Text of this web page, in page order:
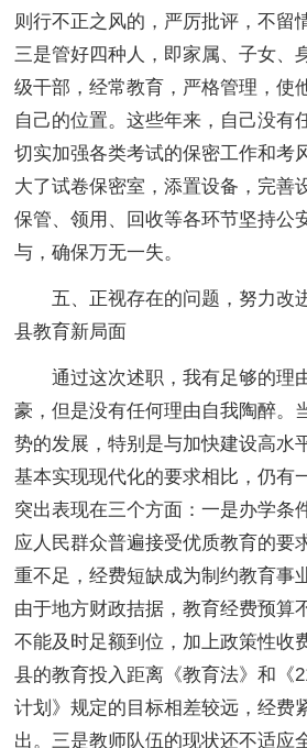
则行不正之风的，严厉批评，不留
三是管好四种人，即家属、子女、
级干部，经常教育，严格管理，使
自己的位置。这些年来，自己没有
切实加强各类考试的保密工作和考
大了试卷保密室，添置设备，完善
保管、领用、回收等各环节坚持公
与，确保万无一失。
五、正视存在的问题，努力改
县教育新局面
通过这次述职，我有足够的理
豪，但是没有任何理由自我陶醉。
势的发展，特别是与加快建设高水
基本实现现代化的要求相比，仍有
突出表现在三个方面：一是办学条
应人民群众普遍接受优质教育的要
重不足，经费短缺成为制约教育事
由于地方财政拮据，教育经费预算
不能及时足额到位，加上政策性收
县的教育投入距离《教育法》和《
计划》规定的目标相差较远，经费
出。三是教师队伍的现状还不适应